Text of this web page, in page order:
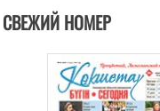
СВЕЖИЙ НОМЕР